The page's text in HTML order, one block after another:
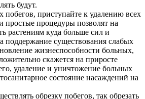
будут.
побегов, приступайте к удалению всех
простые процедуры позволят на
растениям куда больше сил и
поддержание существования слабых
жизнеспособности больных,
скажется на приросте
удаление и уничтожение больных
состояние насаждений на
обрезку побегов, так обрезать